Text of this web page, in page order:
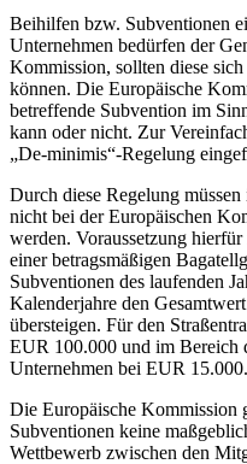
Beihilfen bzw. Subventionen
Unternehmen bedürfen der
Kommission, sollten diese
können. Die Europäische
betreffende Subvention im
kann oder nicht. Zur
„De-minimis“-Regelung
Durch diese Regelung
nicht bei der Europäischen
werden. Voraussetzung hierfür
einer betragsmäßigen
Subventionen des laufenden
Kalenderjahre den
übersteigen. Für den
EUR 100.000 und im Bereich
Unternehmen bei EUR 15.000.
Die Europäische Kommission
Subventionen keine
Wettbewerb zwischen den